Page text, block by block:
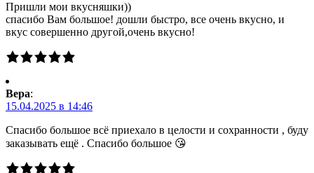
Пришли мои вкусняшки))
спасибо Вам большое! дошли быстро, все очень вкусно, и
вкус совершенно другой,очень вкусно!
Вера:
15.04.2025 в 14:46
Спасибо большое всё приехало в целости и сохранности , буду
заказывать ещё . Спасибо большое 😘